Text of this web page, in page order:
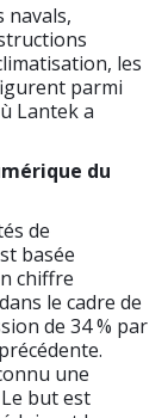
navals,
les
parmi
Lantek a
du
de
basée
chiffre
dans le cadre de
de 34 % par
une
but est